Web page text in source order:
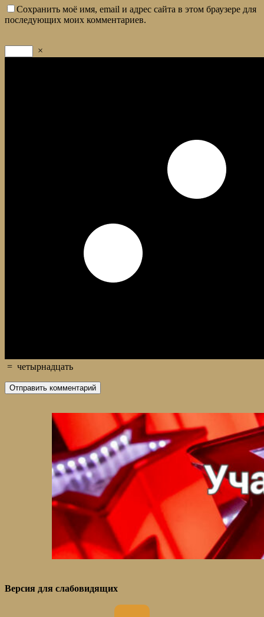
Сохранить моё имя, email и адрес сайта в этом браузере для
последующих моих комментариев.
×
= четырнадцать
Версия для слабовидящих